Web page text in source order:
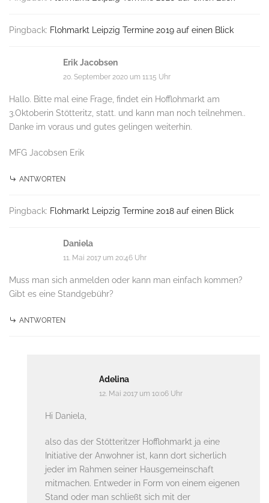
Pingback: Flohmarkt Leipzig Termine 2019 auf einen Blick
Erik Jacobsen
20. September 2020 um 11:15 Uhr
Hallo. Bitte mal eine Frage, findet ein Hofflohmarkt am
3.Oktoberin Stötteritz, statt. und kann man noch teilnehmen..
Danke im voraus und gutes gelingen weiterhin.
MFG Jacobsen Erik
ANTWORTEN
Pingback: Flohmarkt Leipzig Termine 2018 auf einen Blick
Daniela
11. Mai 2017 um 20:46 Uhr
Muss man sich anmelden oder kann man einfach kommen?
Gibt es eine Standgebühr?
ANTWORTEN
Adelina
12. Mai 2017 um 10:06 Uhr
Hi Daniela,
also das der Stötteritzer Hofflohmarkt ja eine
Initiative der Anwohner ist, kann dort sicherlich
jeder im Rahmen seiner Hausgemeinschaft
mitmachen. Entweder in Form von einem eigenen
Stand oder man schließt sich mit der